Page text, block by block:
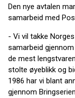
Den nye avtalen
samarbeid med
- Vi vil takke
samarbeid
de mest
stolte øyeblikk og
1986 har vi blant
gjennom